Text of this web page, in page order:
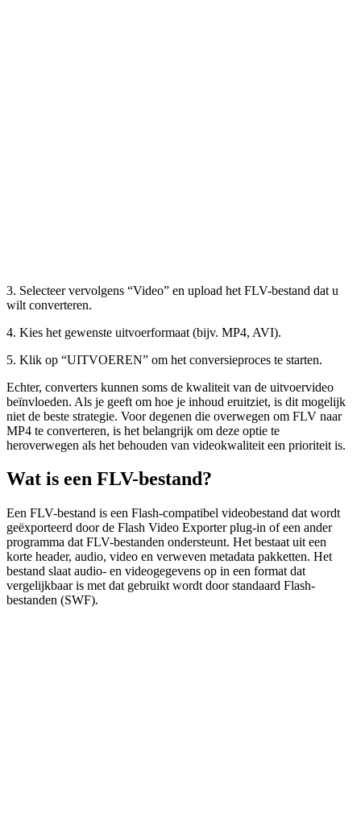
3. Selecteer vervolgens “Video” en upload het FLV-bestand dat u
wilt converteren.
4. Kies het gewenste uitvoerformaat (bijv. MP4, AVI).
5. Klik op “UITVOEREN” om het conversieproces te starten.
Echter, converters kunnen soms de kwaliteit van de uitvoervideo
beïnvloeden. Als je geeft om hoe je inhoud eruitziet, is dit mogelijk
niet de beste strategie. Voor degenen die overwegen om FLV naar
MP4 te converteren, is het belangrijk om deze optie te
heroverwegen als het behouden van videokwaliteit een prioriteit is.
Wat is een FLV-bestand?
Een FLV-bestand is een Flash-compatibel videobestand dat wordt
geëxporteerd door de Flash Video Exporter plug-in of een ander
programma dat FLV-bestanden ondersteunt. Het bestaat uit een
korte header, audio, video en verweven metadata pakketten. Het
bestand slaat audio- en videogegevens op in een format dat
vergelijkbaar is met dat gebruikt wordt door standaard Flash-
bestanden (SWF).